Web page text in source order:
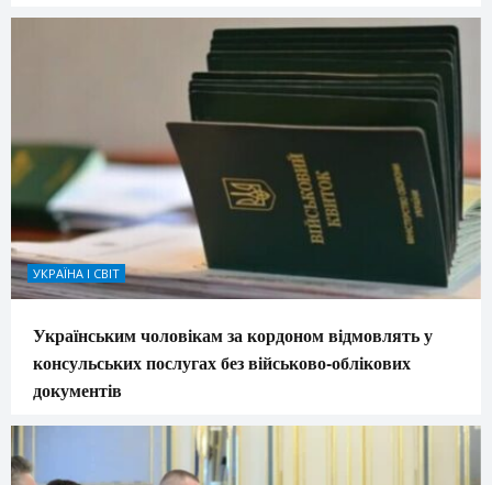
УКРАЇНА І СВІТ
Українським чоловікам за кордоном відмовлять у
консульських послугах без військово-облікових
документів